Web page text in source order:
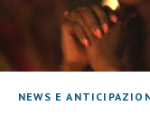
NEWS E